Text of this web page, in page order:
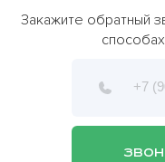
Закажите обратный